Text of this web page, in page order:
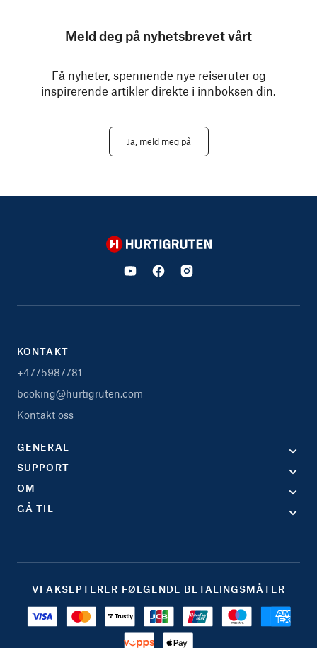
Meld deg på nyhetsbrevet vårt
Få nyheter, spennende nye reiseruter og
inspirerende artikler direkte i innboksen din.
Ja, meld meg på
Hurtigruten
KONTAKT
+4775987781
booking@hurtigruten.com
Kontakt oss
GENERAL
SUPPORT
OM
GÅ TIL
VI AKSEPTERER FØLGENDE BETALINGSMÅTER